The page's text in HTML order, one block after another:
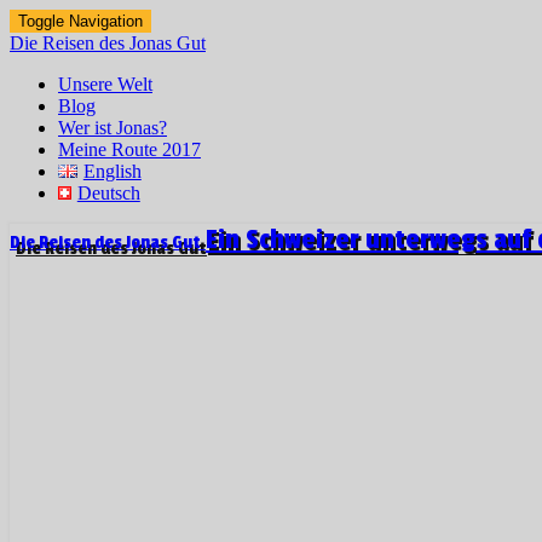
Toggle Navigation
Die Reisen des Jonas Gut
Unsere Welt
Blog
Wer ist Jonas?
Meine Route 2017
English
Deutsch
Die Reisen des Jonas Gut Ein Schweizer unterwegs auf